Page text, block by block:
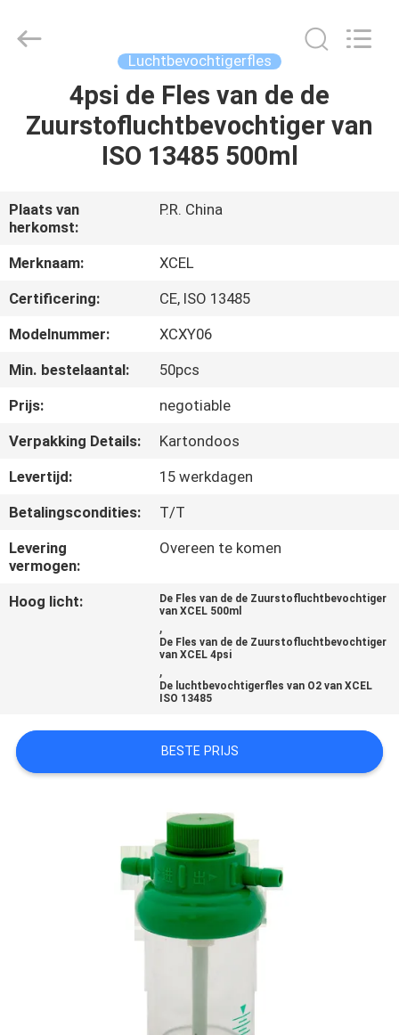
PRODUCTEN
ONGEVEER
ONS
FABRIEKSREIS
CONTACTEER
ONS
OM
EEN
POLICY
Ltd..
Luchtbevochtigerfles
4psi de Fles van de de
Zuurstofluchtbevochtiger van
ISO 13485 500ml
Plaats van
herkomst:
P.R. China
Merknaam:
XCEL
Certificering:
CE, ISO 13485
Modelnummer:
XCXY06
Min. bestelaantal:
50pcs
Prijs:
negotiable
Verpakking Details:
Kartondoos
Levertijd:
15 werkdagen
Betalingscondities:
T/T
Levering
vermogen:
Overeen te komen
Hoog licht:
De Fles van de de Zuurstofluchtbevochtiger
van XCEL 500ml
,
De Fles van de de Zuurstofluchtbevochtiger
van XCEL 4psi
,
De luchtbevochtigerfles van O2 van XCEL
ISO 13485
BESTE PRIJS